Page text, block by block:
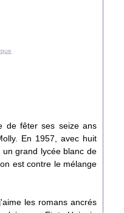
de fêter ses seize ans
En 1957, avec huit
grand lycée blanc de
est contre le mélange
les romans ancrés